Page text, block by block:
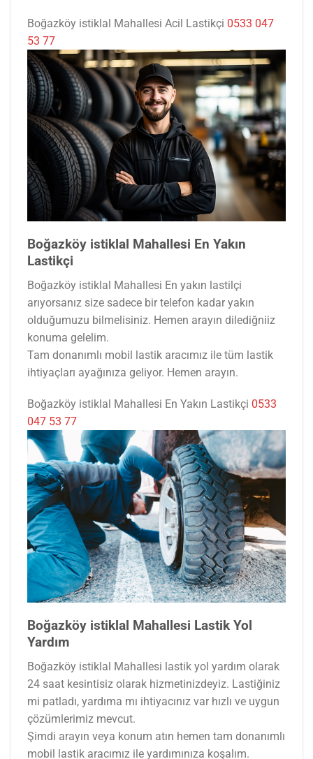
Boğazköy istiklal Mahallesi Acil Lastikçi 0533 047
53 77
Boğazköy istiklal Mahallesi En Yakın
Lastikçi
Boğazköy istiklal Mahallesi En yakın lastilçi
arıyorsanız size sadece bir telefon kadar yakın
olduğumuzu bilmelisiniz. Hemen arayın dilediğniiz
konuma gelelim.
Tam donanımlı mobil lastik aracımız ile tüm lastik
ihtiyaçları ayağınıza geliyor. Hemen arayın.
Boğazköy istiklal Mahallesi En Yakın Lastikçi 0533
047 53 77
Boğazköy istiklal Mahallesi Lastik Yol
Yardım
Boğazköy istiklal Mahallesi lastik yol yardım olarak
24 saat kesintisiz olarak hizmetinizdeyiz. Lastiğiniz
mi patladı, yardıma mı ihtiyacınız var hızlı ve uygun
çözümlerimiz mevcut.
Şimdi arayın veya konum atın hemen tam donanımlı
mobil lastik aracımız ile yardımınıza koşalım.